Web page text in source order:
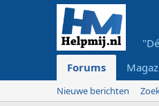
"Dé
Forums
Nieuwe berichten